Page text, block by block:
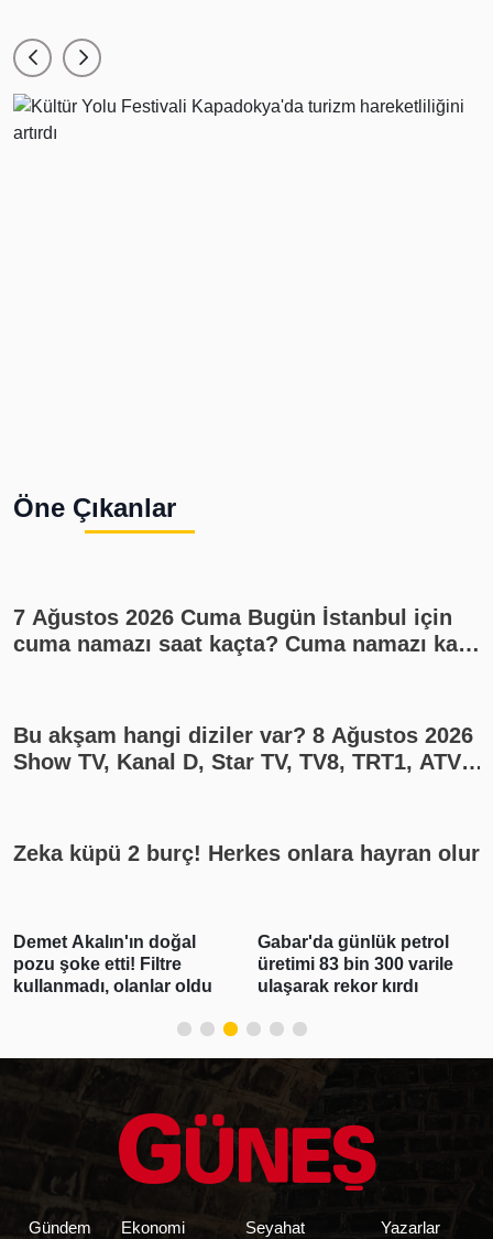
Öne Çıkanlar
7 Ağustos 2026 Cuma Bugün İstanbul için
cuma namazı saat kaçta? Cuma namazı kaç
Bu akşam hangi diziler var? 8 Ağustos 2026
Show TV, Kanal D, Star TV, TV8, TRT1, ATV
Zeka küpü 2 burç! Herkes onlara hayran olur
Demet Akalın'ın doğal
pozu şoke etti! Filtre
kullanmadı, olanlar oldu
Gabar'da günlük petrol
üretimi 83 bin 300 varile
ulaşarak rekor kırdı
Gündem
Ekonomi
Seyahat
Yazarlar